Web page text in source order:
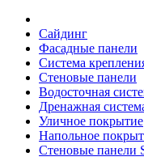
Сайдинг
Фасадные панели
Система
Стеновые панели
Водосточная
Дренажная
Уличное покрытие
Напольное
Стеновые панели